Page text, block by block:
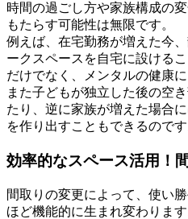
時間の過ごし方や家族構成の
もたらす可能性は無限です。
例えば、在宅勤務が増えた今
ークスペースを自宅に設ける
だけでなく、メンタルの健康に
また子どもが独立した後の空
たり、逆に家族が増えた場合
を作り出すこともできるのです
効率的なスペース活用！
間取りの変更によって、使い
ほど機能的に生まれ変わります